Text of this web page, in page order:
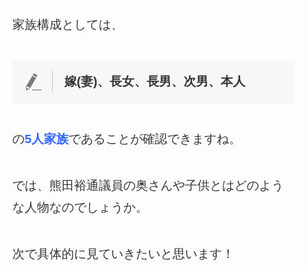
家族構成としては、
嫁(妻)、長女、長男、次男、本人
の5人家族であることが確認できますね。
では、熊田裕通議員の奥さんや子供とはどのよう
な人物なのでしょうか。
次で具体的に見ていきたいと思います！